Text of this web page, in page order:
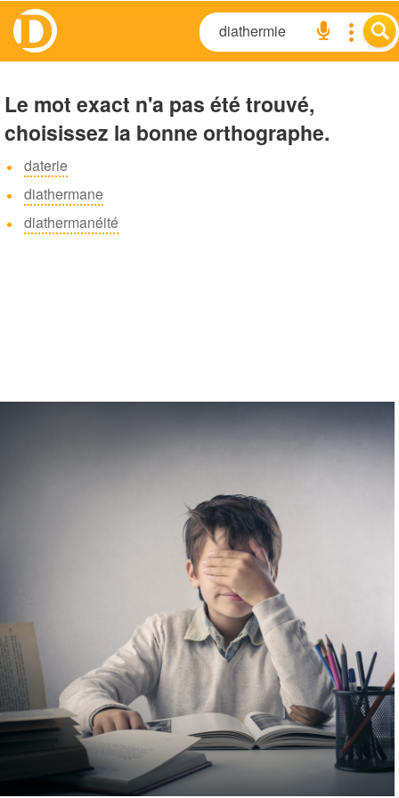
Le mot exact n'a pas été trouvé,
choisissez la bonne orthographe.
daterie
diathermane
diathermanéité